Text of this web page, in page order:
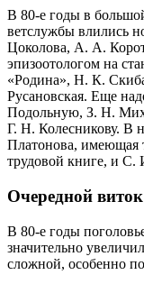
В 80‑е годы в
ветслужбы влились
Цоколова, А. А.
эпизоотологом на
«Родина», Н. К.
Русановская. Еще
Подольную, З. Н.
Г. Н. Колесникову. В
Платонова, имеющая
трудовой книге, и С.
Очередной
В 80‑е годы
значительно
сложной, особенно по